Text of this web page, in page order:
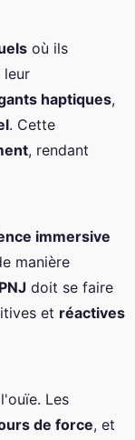
où ils
leur
haptiques,
. Cette
, rendant
immersive
manière
PNJ doit se faire
et réactives
Les
de force, et